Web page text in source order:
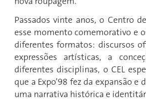
Passados vinte anos, o Centro
esse momento comemorativo e
diferentes formatos: discursos
expressões artísticas, a
diferentes disciplinas, o CEL
que a Expo’98 fez da expansão
uma narrativa histórica e